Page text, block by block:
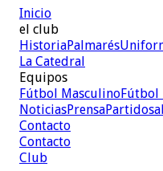
Inicio
el club
HistoriaPalmarés
La Catedral
Equipos
Fútbol MasculinoFútbol
NoticiasPrensaPartidos
Contacto
Contacto
Club